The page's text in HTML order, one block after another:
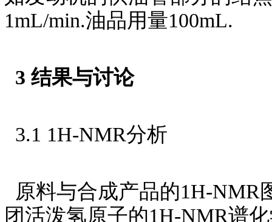
1mL/min.油品用量100mL.
3 结果与讨论
3.1 1H-NMR分析
原料与合成产品的1H-
团活泼氢原子的1H-NMR谱